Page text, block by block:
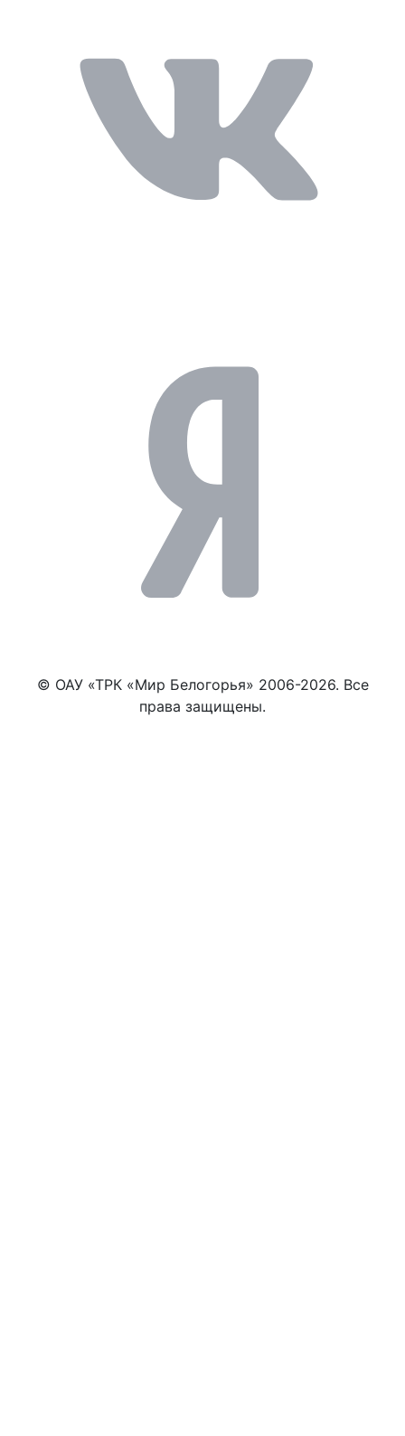
© ОАУ «ТРК «Мир Белогорья» 2006-2026. Все
права защищены.